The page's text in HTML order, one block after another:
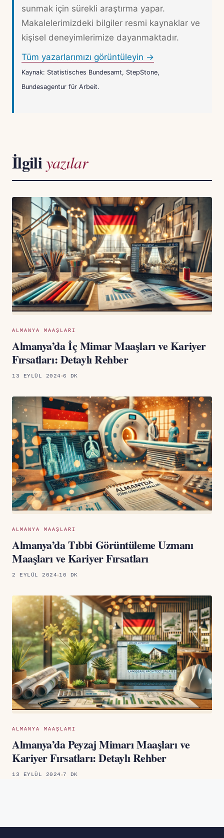
sunmak için sürekli araştırma yapar.
Makalelerimizdeki bilgiler resmi kaynaklar ve
kişisel deneyimlerimize dayanmaktadır.
Tüm yazarlarımızı görüntüleyin →
Kaynak: Statistisches Bundesamt, StepStone,
Bundesagentur für Arbeit.
İlgiliyazılar
ALMANYA MAAŞLARI
Almanya’da İç Mimar Maaşları ve Kariyer
Fırsatları: Detaylı Rehber
13 EYLÜL 2024 6 DK
ALMANYA MAAŞLARI
Almanya’da Tıbbi Görüntüleme Uzmanı
Maaşları ve Kariyer Fırsatları
2 EYLÜL 2024 10 DK
ALMANYA MAAŞLARI
Almanya’da Peyzaj Mimarı Maaşları ve
Kariyer Fırsatları: Detaylı Rehber
13 EYLÜL 2024 7 DK